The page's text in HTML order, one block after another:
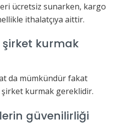
ücretsiz sunarken, kargo
ithalatçıya aittir.
kurmak
da mümkündür fakat
kurmak gereklidir.
güvenilirliği